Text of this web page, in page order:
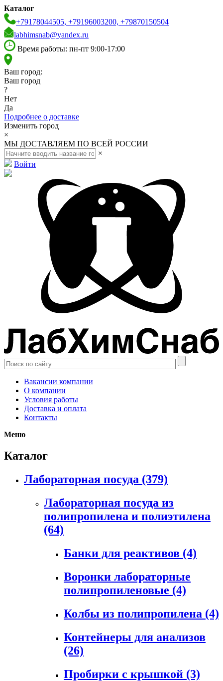
Каталог
+79178044505, +79196003200, +79870150504
labhimsnab@yandex.ru
Время работы: пн-пт 9:00-17:00
Ваш город:
Ваш город
?
Нет
Да
Подробнее о доставке
Изменить город
×
МЫ ДОСТАВЛЯЕМ ПО ВСЕЙ РОССИИ
×
Войти
Вакансии компании
О компании
Условия работы
Доставка и оплата
Контакты
Меню
Каталог
Лабораторная посуда (379)
Лабораторная посуда из
полипропилена и полиэтилена
(64)
Банки для реактивов (4)
Воронки лабораторные
полипропиленовые (4)
Колбы из полипропилена (4)
Контейнеры для анализов
(26)
Пробирки с крышкой (3)